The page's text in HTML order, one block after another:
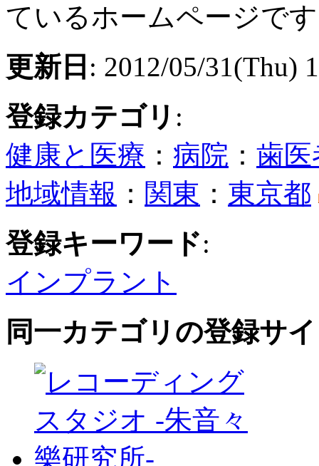
ているホームページで
更新日 : 2012/05/31(Thu)
登録カテゴリ :
健康と医療 ： 病院 ： 歯医
地域情報 ： 関東 ： 東京都
登録キーワード:
インプラント
同一カテゴリの登録サ